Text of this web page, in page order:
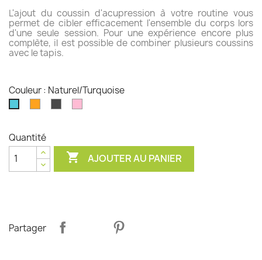
L'ajout du coussin d'acupression à votre routine vous
permet de cibler efficacement l'ensemble du corps lors
d'une seule session. Pour une expérience encore plus
complète, il est possible de combiner plusieurs coussins
avec le tapis.
Couleur : Naturel/Turquoise
Quantité
 AJOUTER AU PANIER
Partager